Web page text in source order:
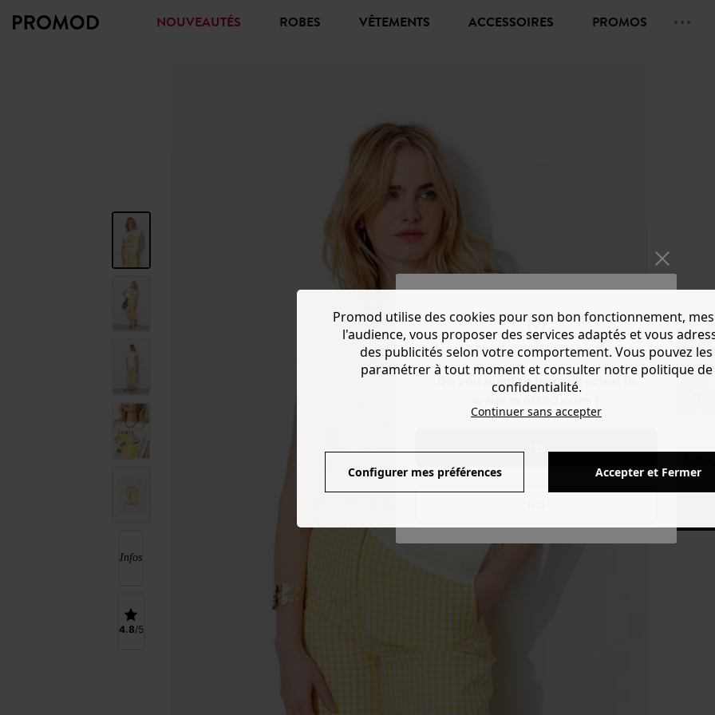
Do you want to be redirected to
NOUVEAUTÉS ROBES VÊTEMENTS ACCESSOIRES PROMOS
Infos
4.8
T-
CHF
Couleur :
Promod utilise des cookies pour son bon fonctionnement,
l'audience, vous proposer des services adaptés et vous
des publicités selon votre comportement. Vous pouvez les
paramétrer à tout moment et consulter notre politique de
confidentialité.
Continuer sans accepter
Configurer mes préférences Accepter et Fermer